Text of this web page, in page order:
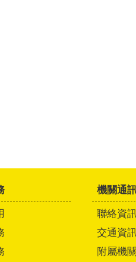
機關通
聯絡資
交通資
附屬機